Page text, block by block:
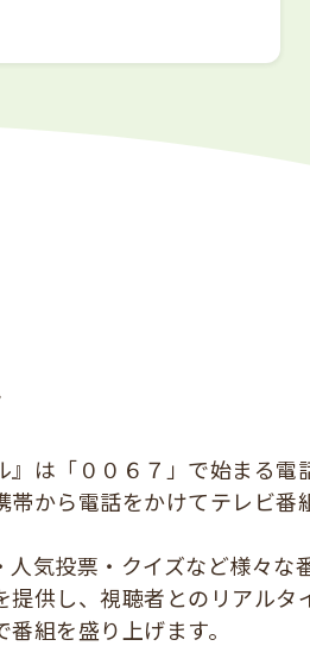
』は「００６７」で始まる電
帯から電話をかけてテレビ番
人気投票・クイズなど様々な
提供し、視聴者とのリアルタ
組を盛り上げます。